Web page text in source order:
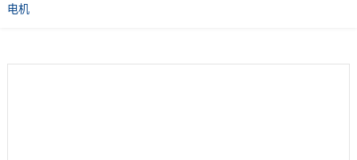
电机